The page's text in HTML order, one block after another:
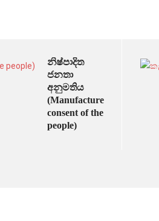
නිෂ්පාදිත
ජනතා
අනුමතිය
(Manufactured
consent of the
people)